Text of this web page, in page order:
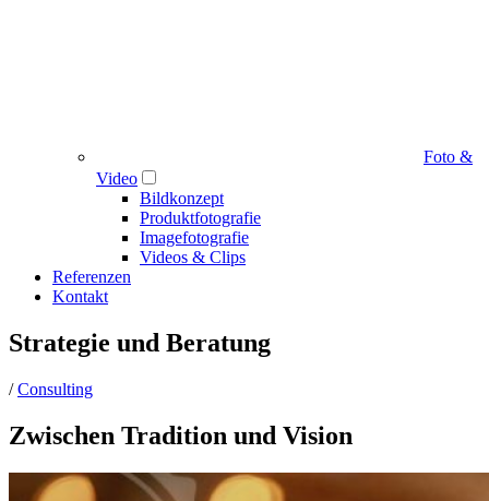
Foto &
Video
Bildkonzept
Produktfotografie
Imagefotografie
Videos & Clips
Referenzen
Kontakt
Strategie und Beratung
/Consulting
Zwischen Tradition und Vision